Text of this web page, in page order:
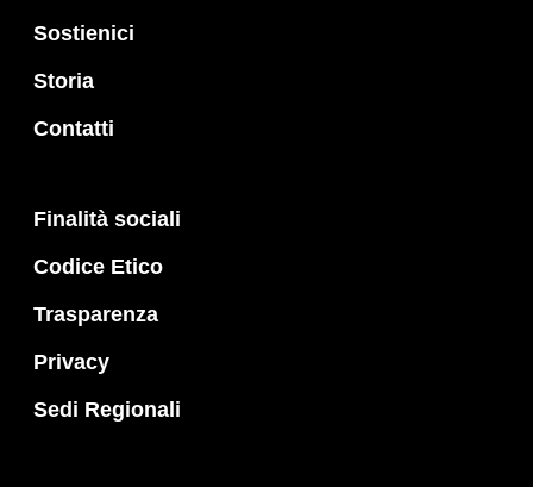
Sostienici
Storia
Contatti
Finalità sociali
Codice Etico
Trasparenza
Privacy
Sedi Regionali